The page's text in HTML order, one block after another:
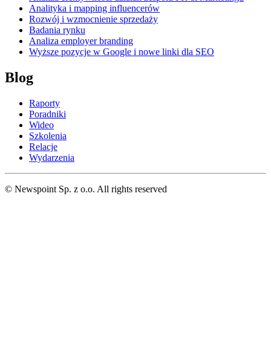
Analityka i mapping influencerów
Rozwój i wzmocnienie sprzedaży
Badania rynku
Analiza employer branding
Wyższe pozycje w Google i nowe linki dla SEO
Blog
Raporty
Poradniki
Wideo
Szkolenia
Relacje
Wydarzenia
© Newspoint Sp. z o.o. All rights reserved